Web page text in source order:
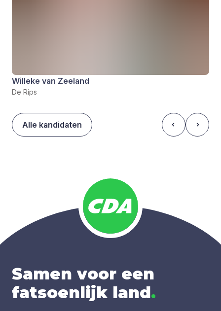
Willeke van Zeeland
De Rips
Alle kandidaten
Samen voor een
fatsoenlijk land.